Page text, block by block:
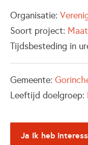
Organisatie:
Soort project:
Tijdsbesteding in
Gemeente:
Leeftijd doelgroep:
Ja ik heb